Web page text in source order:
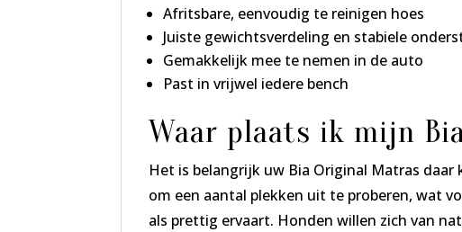
Afritsbare, eenvoudig te reinigen hoes
Juiste gewichtsverdeling en stabiele
Gemakkelijk mee te nemen in de auto
Past in vrijwel iedere bench
Waar plaats ik mijn
Het is belangrijk uw Bia Original Matras
om een aantal plekken uit te proberen, wat
als prettig ervaart. Honden willen zich van